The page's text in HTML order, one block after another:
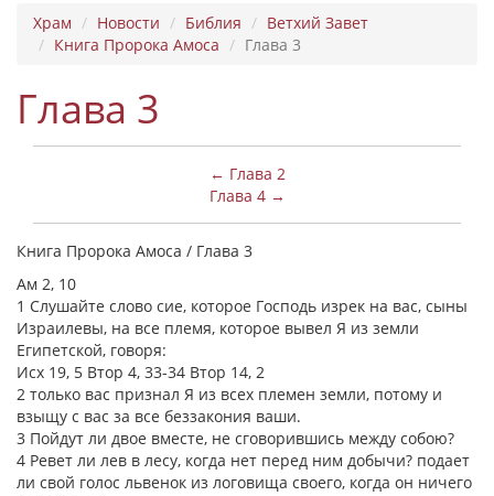
Храм Новости Библия
Ветхий Завет
Книга Пророка Амоса
Глава 3
Глава 3
← Глава 2
Глава 4 →
Книга Пророка Амоса / Глава 3
Ам 2, 10
1 Слушайте слово сие, которое Господь изрек на вас, сыны
Израилевы, на все племя, которое вывел Я из земли
Египетской, говоря:
Исх 19, 5 Втор 4, 33-34 Втор 14, 2
2 только вас признал Я из всех племен земли, потому и
взыщу с вас за все беззакония ваши.
3 Пойдут ли двое вместе, не сговорившись между собою?
4 Ревет ли лев в лесу, когда нет перед ним добычи? подает
ли свой голос львенок из логовища своего, когда он ничего